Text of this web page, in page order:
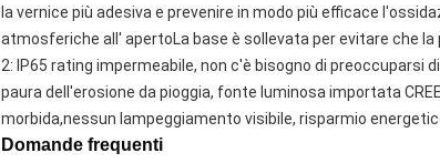
la vernice più adesiva e prevenire in modo più efficace
atmosferiche all' apertoLa base è sollevata per evitare che la
2: IP65 rating impermeabile, non c'è bisogno di preoccuparsi
paura dell'erosione da pioggia, fonte luminosa importata
morbida,nessun lampeggiamento visibile, risparmio
Domande frequenti